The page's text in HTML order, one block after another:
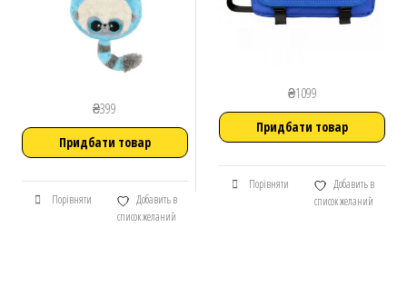
₴399
Придбати товар
Порівняти
Добавить в
список желаний
₴1099
Придбати товар
Порівняти
Добавить в
список желаний